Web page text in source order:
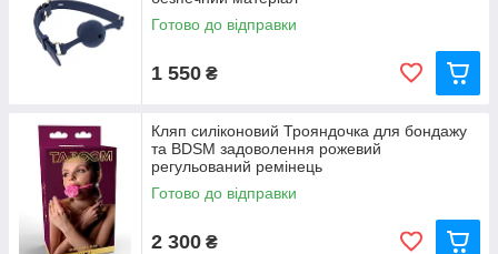
Готово до відправки
1 550 ₴
Кляп силіконовий Трояндочка для бондажу
та BDSM задоволення рожевий
регульований ремінець
Готово до відправки
2 300 ₴